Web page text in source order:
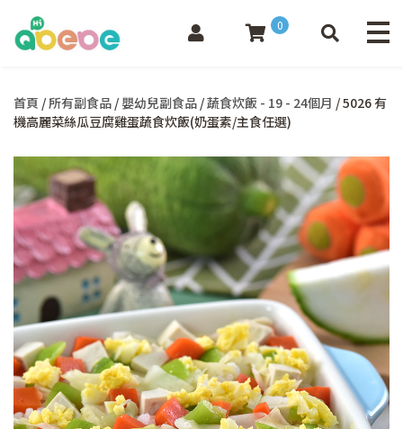
0
首頁 / 所有副食品 / 嬰幼兒副食品 /蔬食炊飯 - 19 - 24個月 / 5026 有
機高麗菜絲瓜豆腐雞蛋蔬食炊飯(奶蛋素/主食任選)